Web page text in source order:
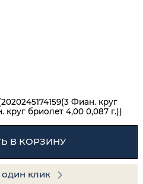
Фиан. круг
круг бриолет 4,00 0,087 г.))
В КОРЗИНУ
один клик